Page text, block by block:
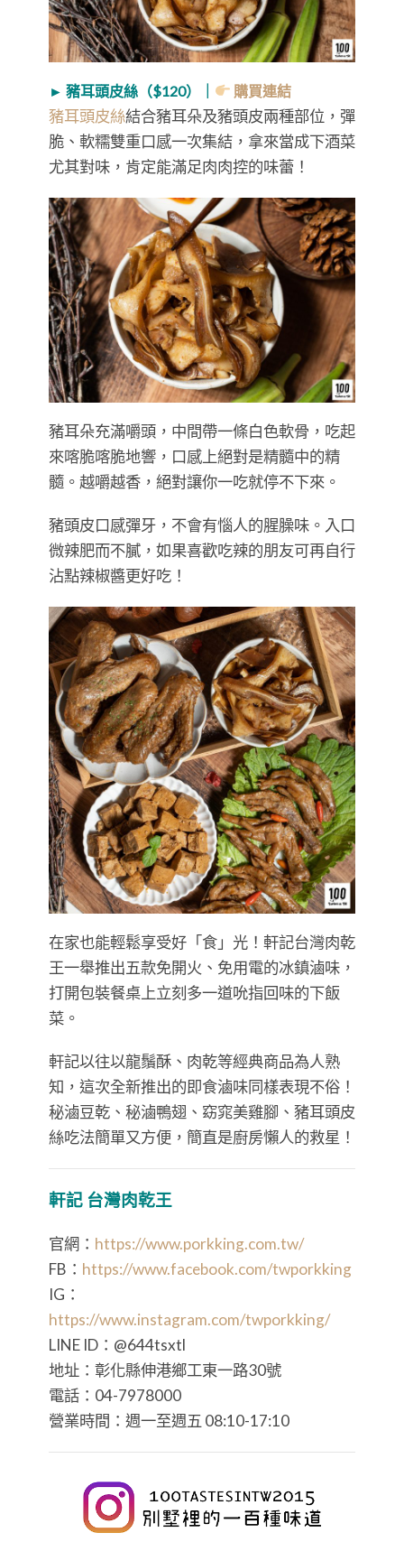
► 豬耳頭皮絲（$120）｜ 購買連結
豬耳頭皮絲結合豬耳朵及豬頭皮兩種部位，彈
脆、軟糯雙重口感一次集結，拿來當成下酒菜
尤其對味，肯定能滿足肉肉控的味蕾！
豬耳朵充滿嚼頭，中間帶一條白色軟骨，吃起
來喀脆喀脆地響，口感上絕對是精髓中的精
髓。越嚼越香，絕對讓你一吃就停不下來。
豬頭皮口感彈牙，不會有惱人的腥臊味。入口
微辣肥而不膩，如果喜歡吃辣的朋友可再自行
沾點辣椒醬更好吃！
在家也能輕鬆享受好「食」光！軒記台灣肉乾
王一舉推出五款免開火、免用電的冰鎮滷味，
打開包裝餐桌上立刻多一道吮指回味的下飯
菜。
軒記以往以龍鬚酥、肉乾等經典商品為人熟
知，這次全新推出的即食滷味同樣表現不俗！
秘滷豆乾、秘滷鴨翅、窈窕美雞腳、豬耳頭皮
絲吃法簡單又方便，簡直是廚房懶人的救星！
軒記 台灣肉乾王
官網： https://www.porkking.com.tw/
FB： https://www.facebook.com/twporkking
IG：
https://www.instagram.com/twporkking/
LINE ID：@644tsxtl
地址：彰化縣伸港鄉工東一路30號
電話：04-7978000
營業時間：週一至週五 08:10-17:10